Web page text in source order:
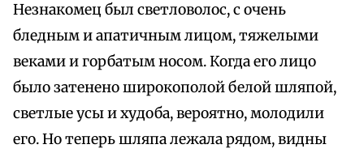
Незнакомец был светловолос, с очень
бледным и апатичным лицом, тяжелыми
веками и горбатым носом. Когда его лицо
было затенено широкополой белой шляпой,
светлые усы и худоба, вероятно, молодили
его. Но теперь шляпа лежала рядом, видны